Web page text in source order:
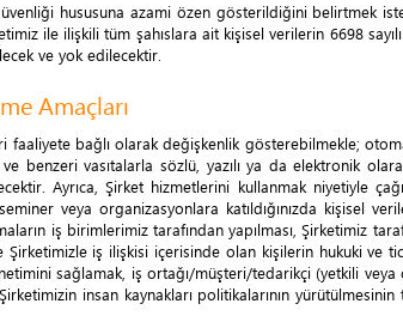
güvenliği hususuna azami özen gösterildiğini
ile ilişkili tüm şahıslara ait kişisel verilerin 6698
ve yok edilecektir.
Amaçları
faaliyete bağlı olarak değişkenlik gösterebilmekle;
benzeri vasıtalarla sözlü, yazılı ya da elektronik
Ayrıca, Şirket hizmetlerini kullanmak niyetiyle
veya organizasyonlara katıldığınızda kişisel
iş birimlerimiz tarafından yapılması, Şirketimiz
iş ilişkisi içerisinde olan kişilerin hukuki ve
sağlamak, iş ortağı/müşteri/tedarikçi (yetkili veya
insan kaynakları politikalarının